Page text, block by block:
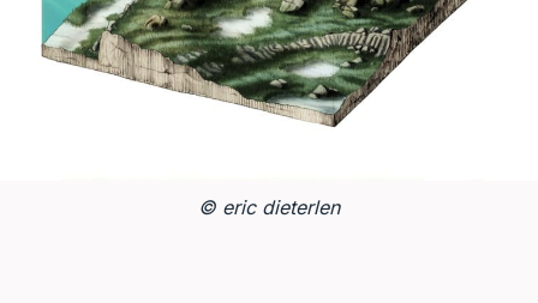
© eric dieterlen